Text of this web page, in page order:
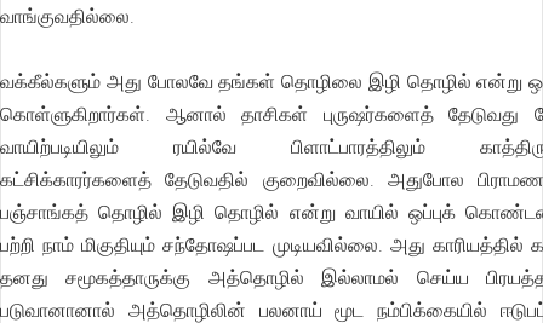
வாங்குவதில்லை.
வக்கீல்களும் அது போலவே தங்கள் தொழிலை இழி தொழில் என்று
கொள்ளுகிறார்கள். ஆனால் தாசிகள் புருஷர்களைத் தேடுவது
வாயிற்படியிலும் ரயில்வே பிளாட்பாரத்திலும்
கட்சிக்காரர்களைத் தேடுவதில் குறைவில்லை. அதுபோல
பஞ்சாங்கத் தொழில் இழி தொழில் என்று வாயில் ஒப்புக்
பற்றி நாம் மிகுதியும் சந்தோஷப்பட முடியவில்லை. அது காரியத்தில்
தனது சமூகத்தாருக்கு அத்தொழில் இல்லாமல் செய்ய
படுவானானால் அத்தொழிலின் பலனாய் மூட நம்பிக்கையில்